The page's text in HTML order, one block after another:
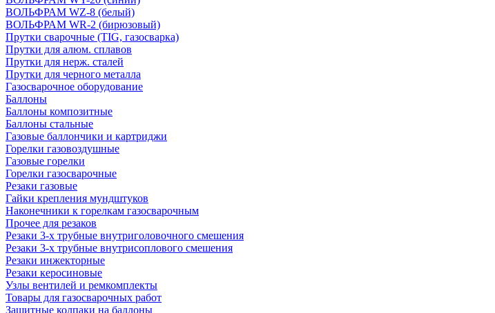
ВОЛЬФРАМ WZ-8 (белый)
ВОЛЬФРАМ WR-2 (бирюзовый)
Прутки сварочные (TIG, газосварка)
Прутки для алюм. сплавов
Прутки для нерж. сталей
Прутки для черного металла
Газосварочное оборудование
Баллоны
Баллоны композитные
Баллоны стальные
Газовые баллончики и картриджи
Горелки газовоздушные
Газовые горелки
Горелки газосварочные
Резаки газовые
Гайки крепления мундштуков
Наконечники к горелкам газосварочным
Прочее для резаков
Резаки 3-х трубные внутриголовочного смешения
Резаки 3-х трубные внутрисоплового смешения
Резаки инжекторные
Резаки керосиновые
Узлы вентилей и ремкомплекты
Товары для газосварочных работ
Защитные колпаки на баллоны